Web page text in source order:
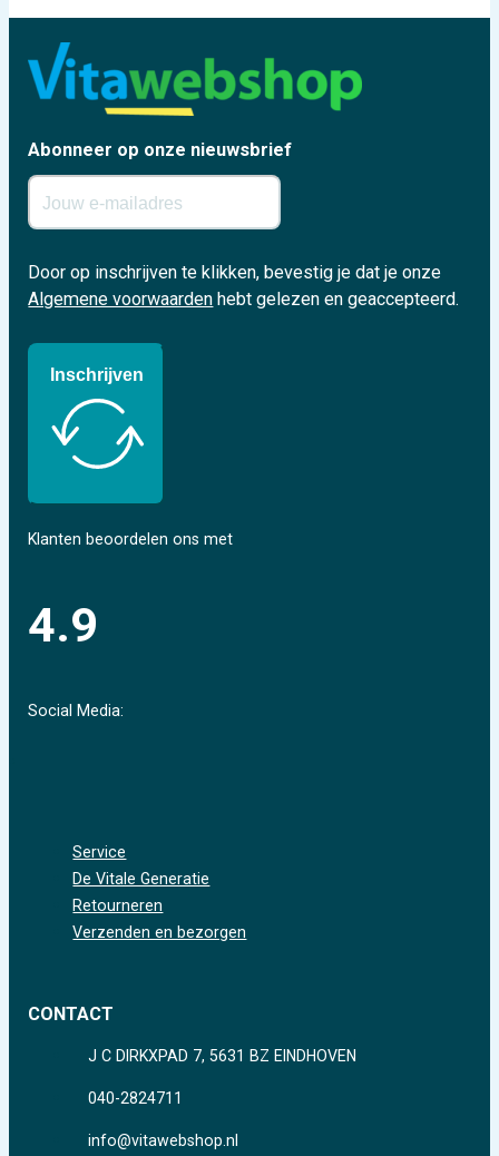
Abonneer op onze nieuwsbrief
Door op inschrijven te klikken, bevestig je dat je onze
Algemene voorwaarden hebt gelezen en geaccepteerd.
Inschrijven
Klanten beoordelen ons met
4.9
Social Media:
Service
De Vitale Generatie
Retourneren
Verzenden en bezorgen
CONTACT
J C DIRKXPAD 7, 5631 BZ EINDHOVEN
040-2824711
info@vitawebshop.nl